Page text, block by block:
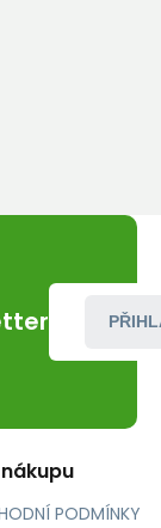
PODMÍNKY